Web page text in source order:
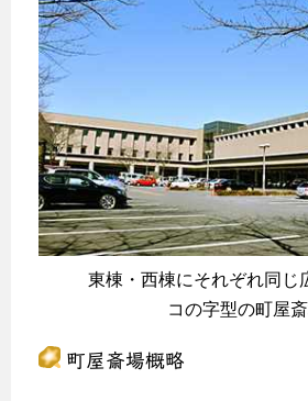
東棟・西棟にそれぞれ同じ
コの字型の町屋
町屋斎場概略